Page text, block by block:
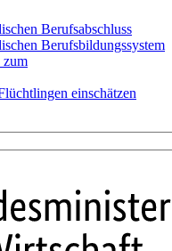
Berufsabschluss
Berufsbildungssystem
zum
einschätzen